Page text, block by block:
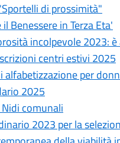
di prossimità"
Benessere in Terza Eta'
incolpevole 2023:
centri estivi 2025
alfabetizzazione per
2025
comunali
2023 per la